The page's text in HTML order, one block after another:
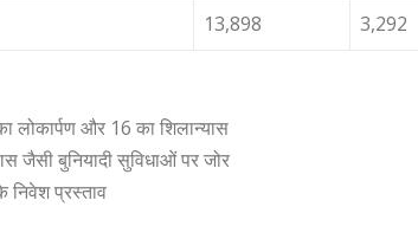
13,898 3,292
लोकार्पण और 16 का शिलान्यास
जैसी बुनियादी सुविधाओं पर जोर
प्रस्ताव